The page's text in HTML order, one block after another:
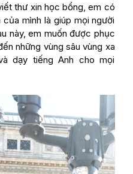
thư xin học bổng, em có
mình là giúp mọi người
này, em muốn được phục
những vùng sâu vùng xa
dạy tiếng Anh cho mọi